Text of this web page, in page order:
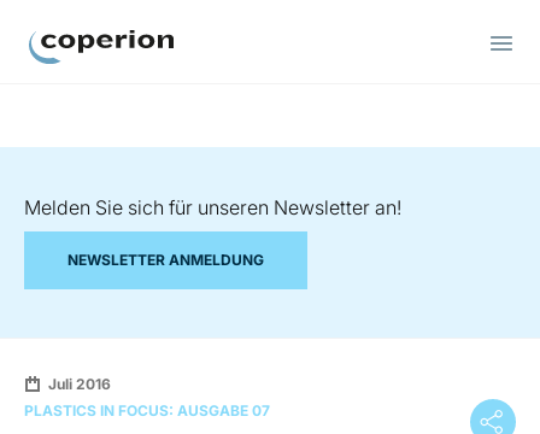
Melden Sie sich für unseren Newsletter an!
NEWSLETTER ANMELDUNG
Juli 2016
PLASTICS IN FOCUS: AUSGABE 07